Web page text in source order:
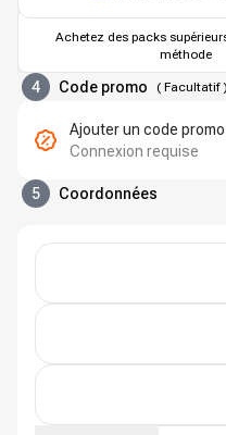
Achetez des packs
méthode
4 Code promo ( Facultatif)
Ajouter un code promo
Connexion requise
5 Coordonnées